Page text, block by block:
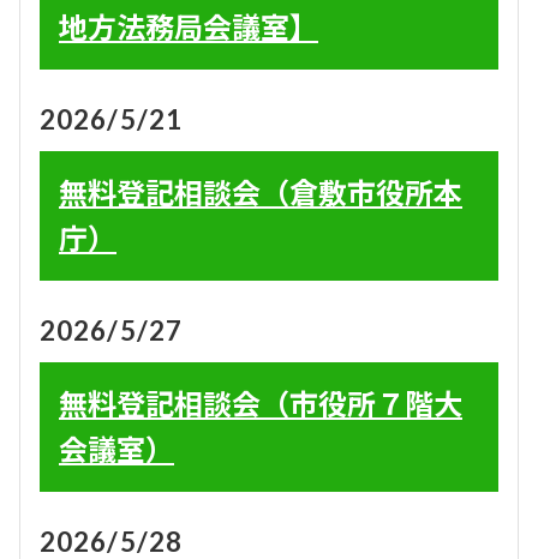
地方法務局会議室】
2026/5/21
無料登記相談会（倉敷市役所本
庁）
2026/5/27
無料登記相談会（市役所７階大
会議室）
2026/5/28